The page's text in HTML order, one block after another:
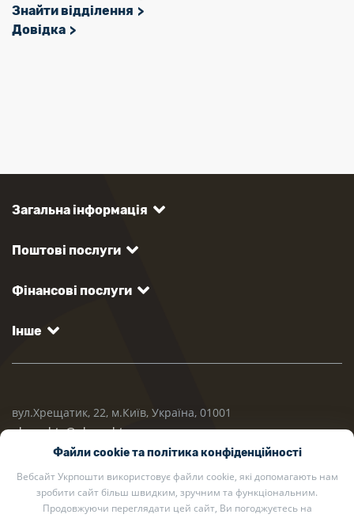
Знайти відділення
Довідка
Загальна інформація
Поштові послуги
Фінансові послуги
Інше
вул.Хрещатик, 22, м.Київ, Україна, 01001
ukrposhta@ukrposhta.ua
Файли cookie та політика конфіденційності
Вебсайт Укрпошти використовує файли cookie, які допомагають нам
зробити сайт більш швидким, зручним та функціональним.
Продовжуючи переглядати цей сайт, Ви погоджуєтесь на